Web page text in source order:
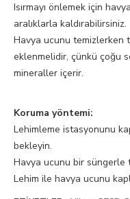
Isırmayı önlemek için
aralıklarla kaldırabilirsiniz.
Havya ucunu temizlerken
eklenmelidir, çünkü çoğu
mineraller içerir.
Koruma yöntemi:
Lehimleme istasyonunu
bekleyin.
Havya ucunu bir süngerle
Lehim ile havya ucunu